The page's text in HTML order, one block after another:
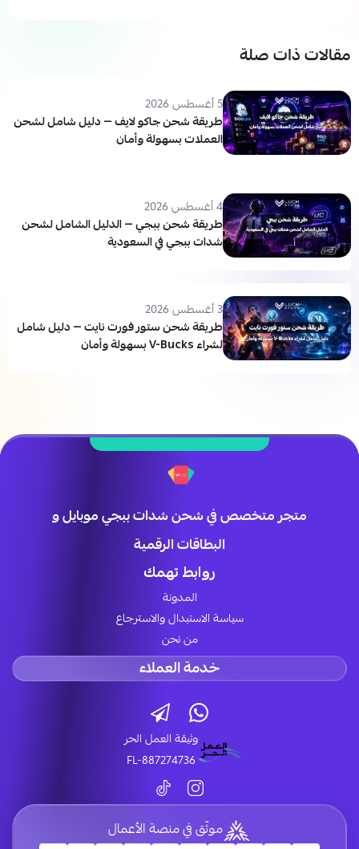
مقالات ذات صلة
5 أغسطس 2026
طريقة شحن جاكو لايف — دليل شامل لشحن
العملات بسهولة وأمان
4 أغسطس 2026
طريقة شحن ببجي — الدليل الشامل لشحن
شدات ببجي في السعودية
3 أغسطس 2026
طريقة شحن ستور فورت نايت — دليل شامل
لشراء V-Bucks بسهولة وأمان
متجر متخصص في شحن شدات ببجي موبايل و
البطاقات الرقمية
روابط تهمك
المدونة
سياسة الاستبدال والاسترجاع
من نحن
خدمة العملاء
وثيقة العمل الحر
FL-887274736
موثّق في منصة الأعمال